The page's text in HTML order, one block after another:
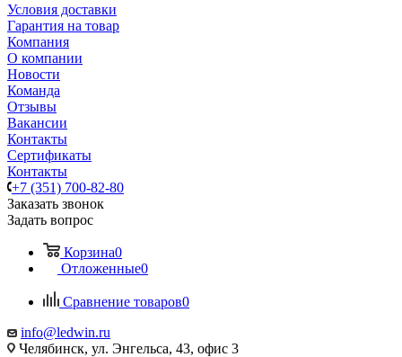
Условия доставки
Гарантия на товар
Компания
О компании
Новости
Команда
Отзывы
Вакансии
Контакты
Сертификаты
Контакты
+7 (351) 700-82-80
Заказать звонок
Задать вопрос
Корзина0
Отложенные0
Сравнение товаров0
info@ledwin.ru
Челябинск, ул. Энгельса, 43, офис 3